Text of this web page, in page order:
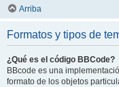
Arriba
Formatos y tipos de
¿Qué es el código BBCode?
BBcode es una
formato de los objetos